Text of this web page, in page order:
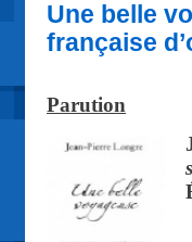
Une belle
française
Parution